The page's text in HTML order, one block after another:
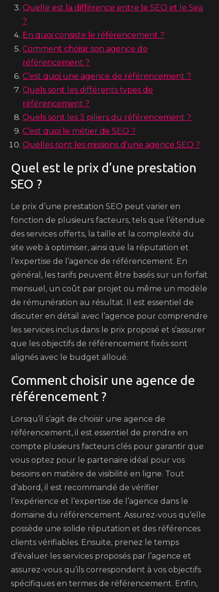
Quelle est la différence entre le SEO et le Sea
?
En quoi consiste le référencement ?
Comment choisir son agence de
référencement ?
C’est quoi une agence de référencement ?
Quels sont les différents types de
référencement ?
Quels sont les 3 piliers du référencement ?
C’est quoi le métier de SEO ?
Quelles sont les missions d’une agence SEO ?
Quel est le prix d’une prestation
SEO ?
Le prix d’une prestation SEO peut varier en
fonction de plusieurs facteurs, tels que l’étendue
des services offerts, la taille et la complexité du
site web à optimiser, ainsi que la réputation et
l’expertise de l’agence de référencement. En
général, les tarifs peuvent être basés sur un forfait
mensuel, un coût par projet ou même un modèle
de rémunération au résultat. Il est essentiel de
discuter en détail avec l’agence pour comprendre
les services inclus dans le prix proposé et s’assurer
que les objectifs de référencement fixés sont
alignés avec le budget alloué.
Comment choisir une agence de
référencement ?
Lorsqu’il s’agit de choisir une agence de
référencement, il est essentiel de prendre en
compte plusieurs facteurs clés pour garantir que
vous optez pour le partenaire idéal pour vos
besoins en matière de visibilité en ligne. Tout
d’abord, il est recommandé de vérifier
l’expérience et l’expertise de l’agence dans le
domaine du référencement. Assurez-vous qu’elle
possède une solide réputation et des références
clients vérifiables. Ensuite, prenez le temps
d’évaluer les services proposés par l’agence et
assurez-vous qu’ils correspondent à vos objectifs
spécifiques en termes de référencement. Enfin,